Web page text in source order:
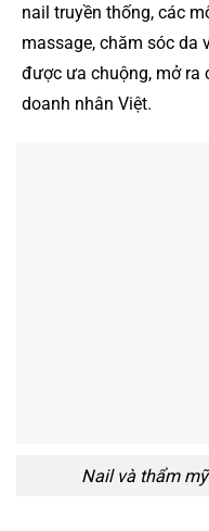
nail truyền thống, các
massage, chăm sóc da
được ưa chuộng, mở ra
doanh nhân Việt.
Nail và thẩm